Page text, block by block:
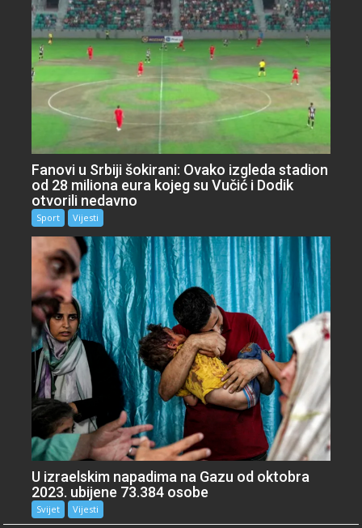
Fanovi u Srbiji šokirani: Ovako izgleda stadion
od 28 miliona eura kojeg su Vučić i Dodik
otvorili nedavno
Sport Vijesti
U izraelskim napadima na Gazu od oktobra
2023. ubijene 73.384 osobe
Svijet Vijesti